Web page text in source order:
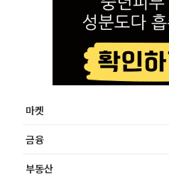
마켓
금융
부동산